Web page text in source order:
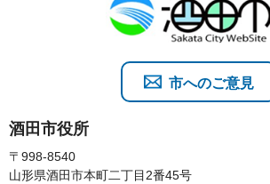
酒田市役所
〒998-8540
山形県酒田市本町二丁目2番45号
市へのご意見